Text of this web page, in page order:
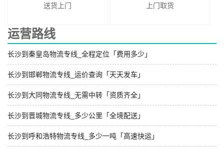
送货上门 上门取货
运营路线
长沙到秦皇岛物流专线_全程定位「费用多少」
长沙到邯郸物流专线_运价查询「天天发车」
长沙到大同物流专线_无需中转「资质齐全」
长沙到晋城物流专线_多少公里「全境配送」
长沙到呼和浩特物流专线_多少一吨「高速快运」